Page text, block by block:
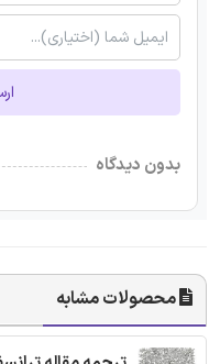
بدون دیدگاه
محصولات مشابه